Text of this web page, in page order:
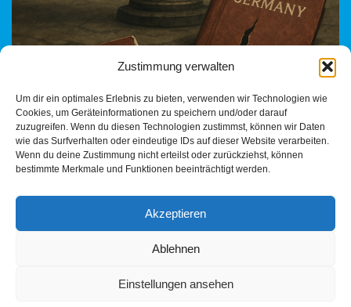
Zustimmung verwalten
Um dir ein optimales Erlebnis zu bieten, verwenden wir Technologien wie
Cookies, um Geräteinformationen zu speichern und/oder darauf
zuzugreifen. Wenn du diesen Technologien zustimmst, können wir Daten
wie das Surfverhalten oder eindeutige IDs auf dieser Website verarbeiten.
Wenn du deine Zustimmung nicht erteilst oder zurückziehst, können
bestimmte Merkmale und Funktionen beeinträchtigt werden.
Akzeptieren
Ablehnen
Einstellungen ansehen
eine Bühne Ein verurteilter Sexualstraftäter, der abgeschoben
wurde, klagt auf Rückkehr – mit Hilfe seines Anwalts
und…Weiterlesen »